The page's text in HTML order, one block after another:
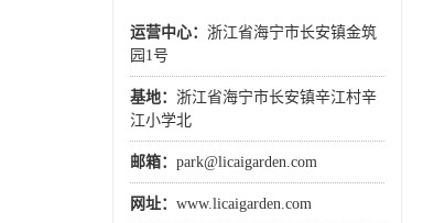
运营中心： 浙江省海宁市长安镇金筑
园1号
基地： 浙江省海宁市长安镇辛江村辛
江小学北
邮箱： park@licaigarden.com
网址： www.licaigarden.com